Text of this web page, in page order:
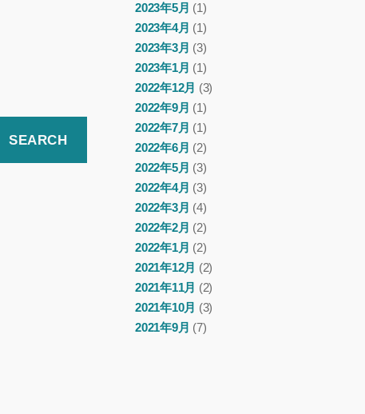
2023年5月 (1)
2023年4月 (1)
2023年3月 (3)
2023年1月 (1)
2022年12月 (3)
2022年9月 (1)
2022年7月 (1)
2022年6月 (2)
2022年5月 (3)
2022年4月 (3)
2022年3月 (4)
2022年2月 (2)
2022年1月 (2)
2021年12月 (2)
2021年11月 (2)
2021年10月 (3)
2021年9月 (7)